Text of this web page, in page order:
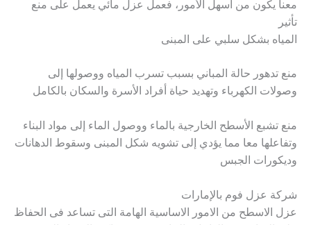
معنا يكون من أسهل الأمور، فعمل عزل مائي يعمل على منع
تأثير
المياه بشكل سلبي على المبنى
منع تدهور حالة المباني بسبب تسرب المياه ووصولها إلى
وصولات الكهرباء وتهديد حياة أفراد الأسرة والسكان بالكامل
منع تشبع الأسطح الخارجية بالماء ووصول الماء إلى مواد البناء
وتفاعلها معا مما يؤدي إلى تشويه شكل المبنى وسقوط الدهانات
وديكورات الجبس
شركة عزل فوم بالإمارات
عزل الاسطح من الامور الاساسية الهامة التى تساعد فى الحفاظ